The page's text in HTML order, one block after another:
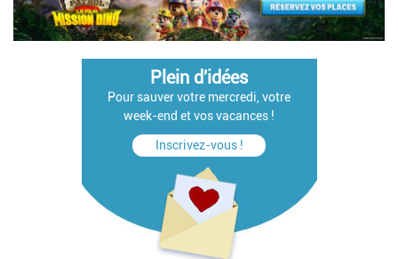
Plein d'idées
Pour sauver votre mercredi, votre
week-end et vos vacances !
Inscrivez-vous !